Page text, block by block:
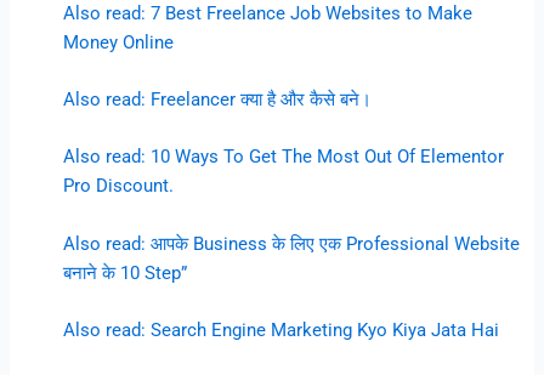
Also read: 7 Best Freelance Job Websites to Make
Money Online
Also read: Freelancer क्या है और कैसे बने।
Also read: 10 Ways To Get The Most Out Of Elementor
Pro Discount.
Also read: आपके Business के लिए एक Professional Website
बनाने के 10 Step”
Also read: Search Engine Marketing Kyo Kiya Jata Hai